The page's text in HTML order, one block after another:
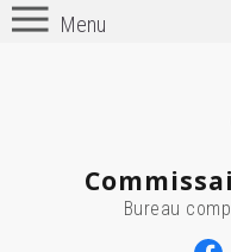
Menu
Bureau